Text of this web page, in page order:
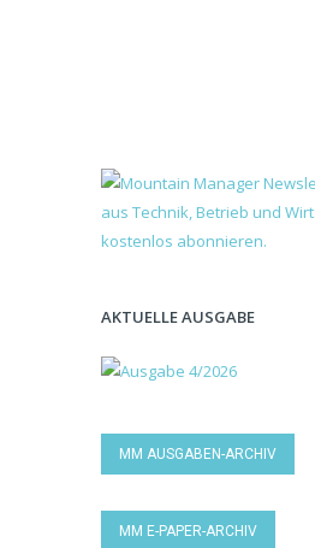
AKTUELLE AUSGABE
MM AUSGABEN-ARCHIV
MM E-PAPER-ARCHIV